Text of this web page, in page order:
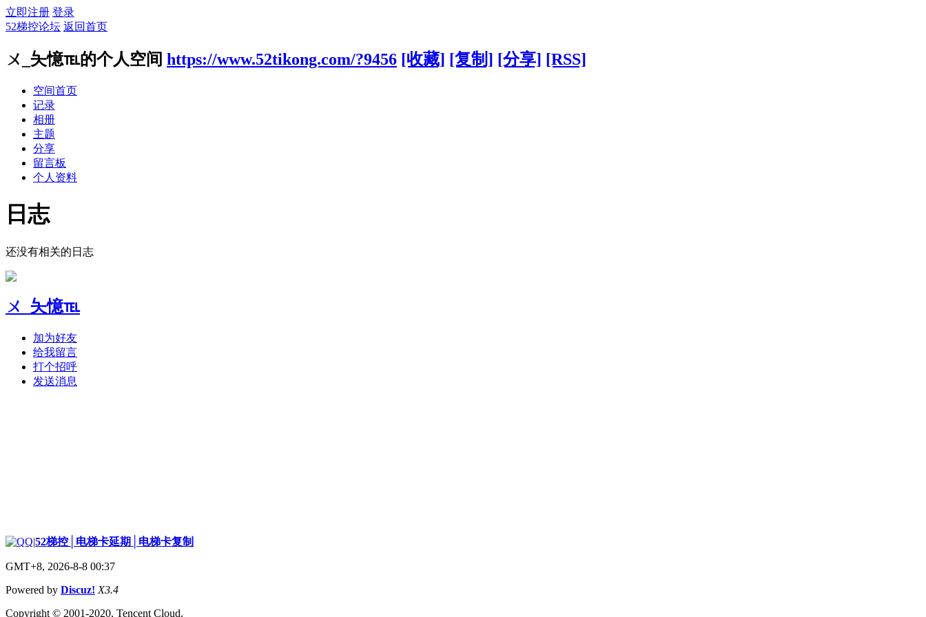
立即注册 登录
52梯控论坛 返回首页
ㄨ_夨憶℡的个人空间 https://www.52tikong.com/?9456 [收藏] [复制] [分享] [RSS]
空间首页
记录
相册
主题
分享
留言板
个人资料
日志
还没有相关的日志
ㄨ_夨憶℡
加为好友
给我留言
打个招呼
发送消息
|52梯控│电梯卡延期│电梯卡复制
GMT+8, 2026-8-8 00:37
Powered by Discuz! X3.4
Copyright © 2001-2020, Tencent Cloud.